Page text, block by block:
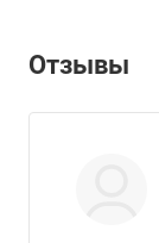
Отзывы